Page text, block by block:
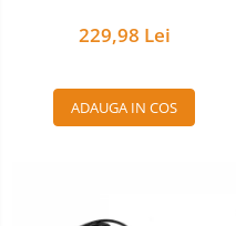
229,98 Lei
ADAUGA IN COS